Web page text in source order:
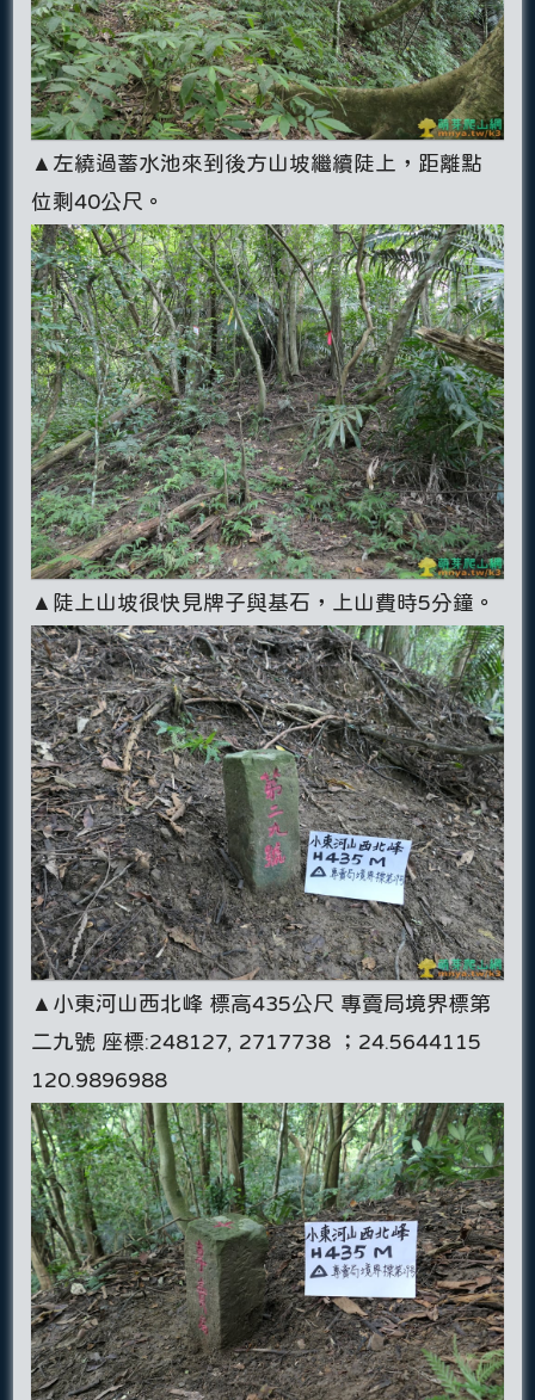
▲左繞過蓄水池來到後方山坡繼續陡上，距離點
位剩40公尺。
▲陡上山坡很快見牌子與基石，上山費時5分鐘。
▲小東河山西北峰 標高435公尺 專賣局境界標第
二九號 座標:248127, 2717738 ；24.5644115
120.9896988